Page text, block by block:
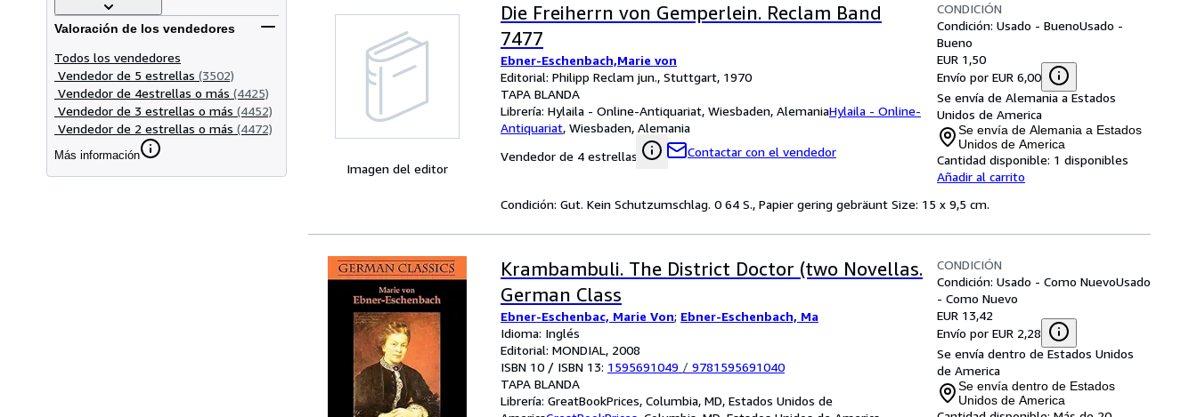
Valoración de los vendedores
Todos los vendedores
Vendedor de 5 estrellas (3502)
Vendedor de 4estrellas o más (4425)
Vendedor de 3 estrellas o más (4452)
Vendedor de 2 estrellas o más (4472)
Más información
Imagen del editor
Die Freiherrn von Gemperlein. Reclam Band
7477
Ebner-Eschenbach,Marie von
Editorial: Philipp Reclam jun., Stuttgart, 1970
TAPA BLANDA
Librería: Hylaila - Online-Antiquariat, Wiesbaden, AlemaniaHylaila - Online-
Antiquariat, Wiesbaden, Alemania
Vendedor de 4 estrellas
Contactar con el vendedor
CONDICIÓN
Condición: Usado - BuenoUsado -
Bueno
EUR 1,50
Envío por EUR 6,00
Se envía de Alemania a Estados
Unidos de America
Se envía de Alemania a Estados
Unidos de America
Cantidad disponible: 1 disponibles
Añadir al carrito
Condición: Gut. Kein Schutzumschlag. 0 64 S., Papier gering gebräunt Size: 15 x 9,5 cm.
Krambambuli. The District Doctor (two Novellas.
German Class
Ebner-Eschenbac, Marie Von; Ebner-Eschenbach, Ma
Idioma: Inglés
Editorial: MONDIAL, 2008
ISBN 10 / ISBN 13: 1595691049 / 9781595691040
TAPA BLANDA
Librería: GreatBookPrices, Columbia, MD, Estados Unidos de
CONDICIÓN
Condición: Usado - Como NuevoUsado
- Como Nuevo
EUR 13,42
Envío por EUR 2,28
Se envía dentro de Estados Unidos
de America
Se envía dentro de Estados
Unidos de America